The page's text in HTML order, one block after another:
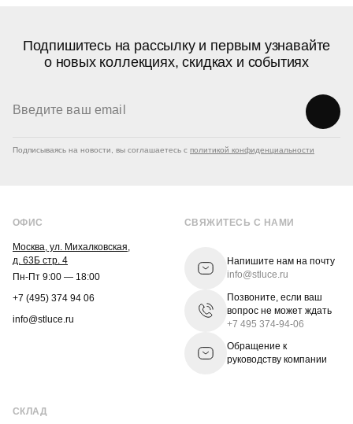
Подпишитесь на рассылку и первым узнавайте
о новых коллекциях, скидках и событиях
Подписываясь на новости, вы соглашаетесь с политикой конфиденциальности
ОФИС
Москва, ул. Михалковская,
д. 63Б стр. 4
Пн-Пт 9:00 — 18:00
+7 (495) 374 94 06
info@stluce.ru
СВЯЖИТЕСЬ С НАМИ
Напишите нам на почту
info@stluce.ru
Позвоните, если ваш
вопрос не может ждать
+7 495 374-94-06
Обращение к
руководству компании
СКЛАД